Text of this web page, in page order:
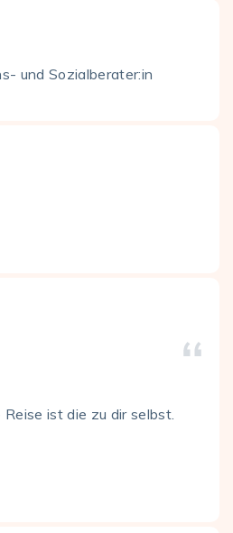
und Sozialberater:in
ist die zu dir selbst.